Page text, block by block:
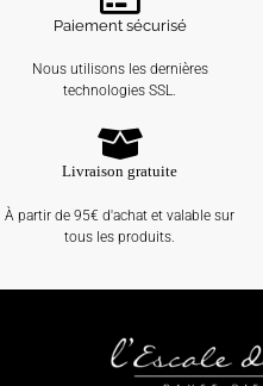
Paiement sécurisé
Nous utilisons les dernières
technologies SSL.
Livraison gratuite
À partir de 95€ d'achat et valable sur
tous les produits.